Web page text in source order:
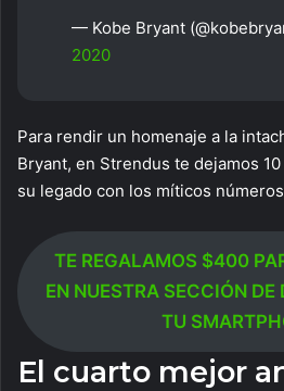
— Kobe Bryant
2020
Para rendir un homenaje a la
Bryant, en Strendus te dejamos
su legado con los míticos
TE REGALAMOS $400
EN NUESTRA SECCIÓN DE
TU
El cuarto mejor